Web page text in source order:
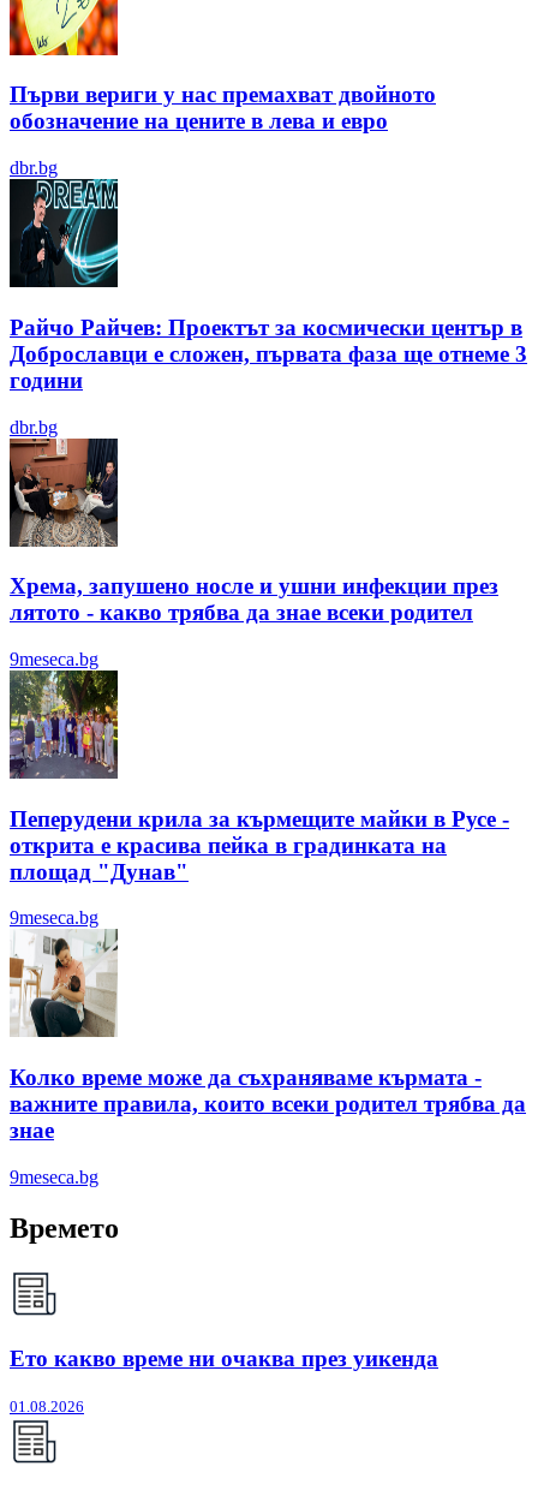
Първи вериги у нас премахват двойното
обозначение на цените в лева и евро
dbr.bg
Райчо Райчев: Проектът за космически център в
Доброславци е сложен, първата фаза ще отнеме 3
години
dbr.bg
Хрема, запушено носле и ушни инфекции през
лятотo - какво трябва да знае всеки родител
9meseca.bg
Пеперудени крила за кърмещите майки в Русе -
открита е красива пейка в градинката на
площад "Дунав"
9meseca.bg
Колко време може да съхраняваме кърмата -
важните правила, които всеки родител трябва да
знае
9meseca.bg
Времето
Ето какво време ни очаква през уикенда
01.08.2026